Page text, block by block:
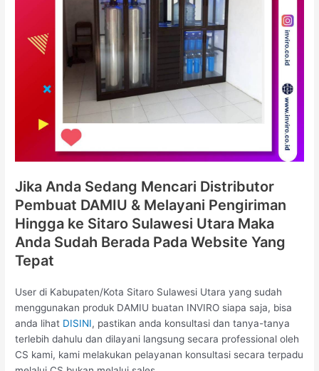
Jika Anda Sedang Mencari Distributor
Pembuat DAMIU & Melayani Pengiriman
Hingga ke Sitaro Sulawesi Utara Maka
Anda Sudah Berada Pada Website Yang
Tepat
User di Kabupaten/Kota Sitaro Sulawesi Utara yang sudah
menggunakan produk DAMIU buatan INVIRO siapa saja, bisa
anda lihat DISINI, pastikan anda konsultasi dan tanya-tanya
terlebih dahulu dan dilayani langsung secara professional oleh
CS kami, kami melakukan pelayanan konsultasi secara terpadu